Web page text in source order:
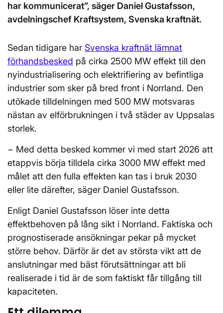
har kommunicerat”, säger Daniel Gustafsson,
avdelningschef Kraftsystem, Svenska kraftnät.
Sedan tidigare har Svenska kraftnät lämnat
förhandsbesked på cirka 2500 MW effekt till den
nyindustrialisering och elektrifiering av befintliga
industrier som sker på bred front i Norrland. Den
utökade tilldelningen med 500 MW motsvaras
nästan av elförbrukningen i två städer av Uppsalas
storlek.
− Med detta besked kommer vi med start 2026 att
etappvis börja tilldela cirka 3000 MW effekt med
målet att den fulla effekten kan tas i bruk 2030
eller lite därefter, säger Daniel Gustafsson.
Enligt Daniel Gustafsson löser inte detta
effektbehoven på lång sikt i Norrland. Faktiska och
prognostiserade ansökningar pekar på mycket
större behov. Därför är det av största vikt att de
anslutningar med bäst förutsättningar att bli
realiserade i tid är de som faktiskt får tillgång till
kapaciteten.